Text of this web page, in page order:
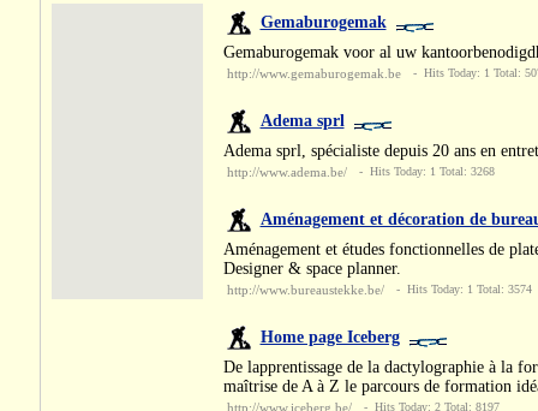
Gemaburogemak
Gemaburogemak voor al uw
http://www.gemaburogemak.be - Hits Today: 1 Total:
Adema sprl
Adema sprl, spécialiste depuis 20 ans en
http://www.adema.be/ - Hits Today: 1 Total: 3268
Aménagement et décoration de
Aménagement et études fonctionnelles de
Designer & space planner.
http://www.bureaustekke.be/ - Hits Today: 1 Total: 3574
Home page Iceberg
De lapprentissage de la dactylographie à la
maîtrise de A à Z le parcours de formation
http://www.iceberg.be/ - Hits Today: 2 Total: 8197